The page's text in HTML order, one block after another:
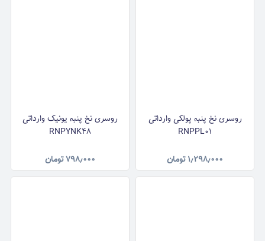
روسری نخ پنبه پولکی وارداتی
RNPPL01
۱٫۲۹۸٫۰۰۰ تومان
روسری نخ پنبه یونیک وارداتی
RNPYNK48
۷۹۸٫۰۰۰تومان